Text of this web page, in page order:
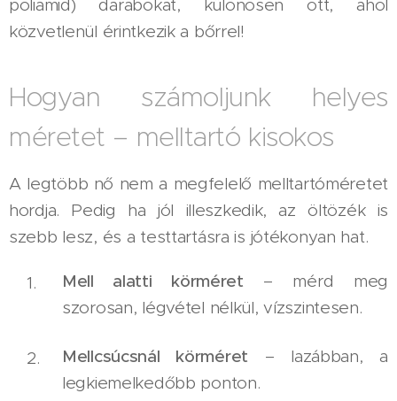
poliamid) darabokat, különösen ott, ahol
közvetlenül érintkezik a bőrrel!
Hogyan számoljunk helyes
méretet – melltartó kisokos
A legtöbb nő nem a megfelelő melltartóméretet
hordja. Pedig ha jól illeszkedik, az öltözék is
szebb lesz, és a testtartásra is jótékonyan hat.
Mell alatti körméret – mérd meg
szorosan, légvétel nélkül, vízszintesen.
Mellcsúcsnál körméret – lazábban, a
legkiemelkedőbb ponton.